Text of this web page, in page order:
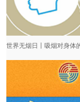
世界无烟日丨吸烟对身体